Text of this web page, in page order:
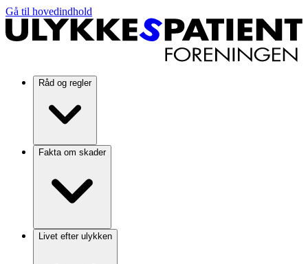
Gå til hovedindhold
Råd og regler
Fakta om skader
Livet efter ulykken